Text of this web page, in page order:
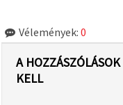
Vélemények: 0
A
KELL